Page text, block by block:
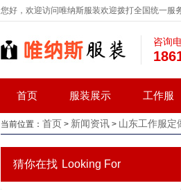
您好，欢迎访问唯纳斯服装欢迎拨打全国统一服
咨询
首页 服装展示 工作服
当前位置： 首页 > 新闻资讯 > 山东工作服定
猜你在找 Looking For